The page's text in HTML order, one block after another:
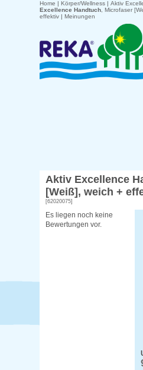
Home |Körper/Wellness |Aktiv
Excellence Handtuch , Microfaser
effektiv |Meinungen
Aktiv Excellence
[Weiß], weich +
[62020075]
Es liegen noch keine
Bewertungen vor.